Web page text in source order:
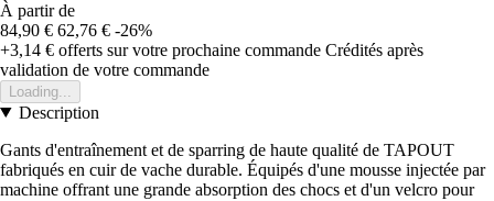
À partir de
84,90 € 62,76 € -26%
+3,14 € offerts sur votre prochaine commande Crédités après
validation de votre commande
Loading...
Description
Gants d'entraînement et de sparring de haute qualité de TAPOUT
fabriqués en cuir de vache durable. Équipés d'une mousse injectée par
machine offrant une grande absorption des chocs et d'un velcro pour